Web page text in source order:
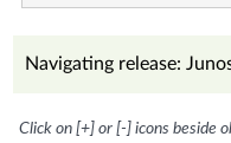
Navigating release:
Click on [+] or [-] icons beside